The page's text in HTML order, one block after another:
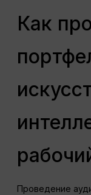
Как
Проведение